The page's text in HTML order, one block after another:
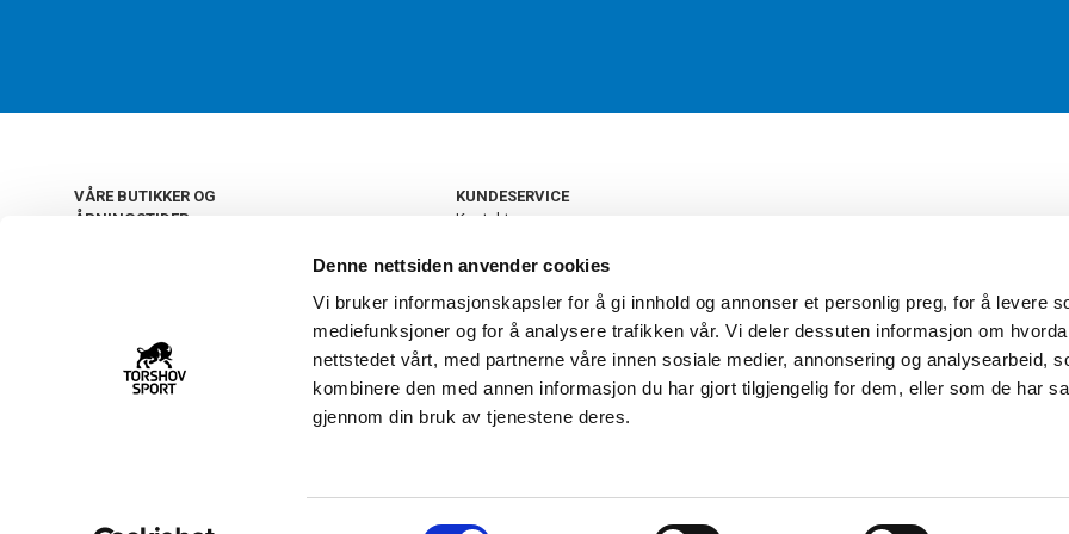
Denne nettsiden anvender cookies
Vi bruker informasjonskapsler for å gi innhold og annonser et personlig preg, for å levere
mediefunksjoner og for å analysere trafikken vår. Vi deler dessuten informasjon om
nettstedet vårt, med partnerne våre innen sosiale medier, annonsering og analysearbeid,
kombinere den med annen informasjon du har gjort tilgjengelig for dem, eller som de har
gjennom din bruk av tjenestene deres.
VÅRE BUTIKKER OG
ÅPNINGSTIDER
22 09 20 20
KUNDESERVICE
Kontakt oss
Retur og bytte
Personvern
Frakt og levering
Ledige stillinger
FAQ - Ofte stilte spørsmål
Åpenhetsloven
Torshov Sport har over 90 års
klubbhandel. Torshov Sport har
Drammen, Sandvika Storsenter